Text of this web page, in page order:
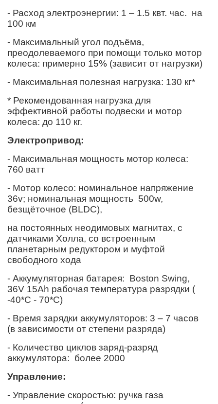
- Расход электроэнергии: 1 – 1.5 квт. час. на
100 км
- Максимальный угол подъёма,
преодолеваемого при помощи только мотор
колеса: примерно 15% (зависит от нагрузки)
- Максимальная полезная нагрузка: 130 кг*
* Рекомендованная нагрузка для
эффективной работы подвески и мотор
колеса: до 110 кг.
Электропривод:
- Максимальная мощность мотор колеса:
760 ватт
- Мотор колесо: номинальное напряжение
36v; номинальная мощность 500w,
безщёточное (BLDC),
на постоянных неодимовых магнитах, с
датчиками Холла, со встроенным
планетарным редуктором и муфтой
свободного хода
- Аккумуляторная батарея: Boston Swing,
36V 15Ah рабочая температура разрядки (
-40*С - 70*С)
- Время зарядки аккумуляторов: 3 – 7 часов
(в зависимости от степени разряда)
- Количество циклов заряд-разряд
аккумулятора: более 2000
Управление:
- Управление скоростью: ручка газа